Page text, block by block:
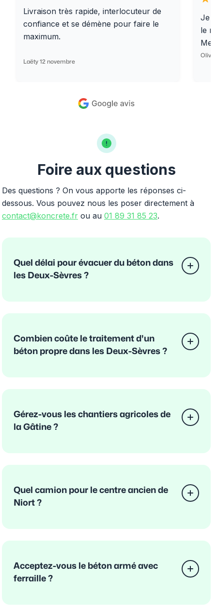
Livraison très rapide, interlocuteur de
confiance et se démène pour faire le
maximum.
Laëty 12 novembre
Je
le
Foire aux questions
Des questions ? On vous apporte les réponses ci-
dessous. Vous pouvez nous les poser directement à
contact@koncrete.fr ou au 01 89 31 85 23.
Quel délai pour évacuer du béton dans
les Deux-Sèvres ?
Combien coûte le traitement d'un
béton propre dans les Deux-Sèvres ?
Gérez-vous les chantiers agricoles de
la Gâtine ?
Quel camion pour le centre ancien de
Niort ?
Acceptez-vous le béton armé avec
ferraille ?